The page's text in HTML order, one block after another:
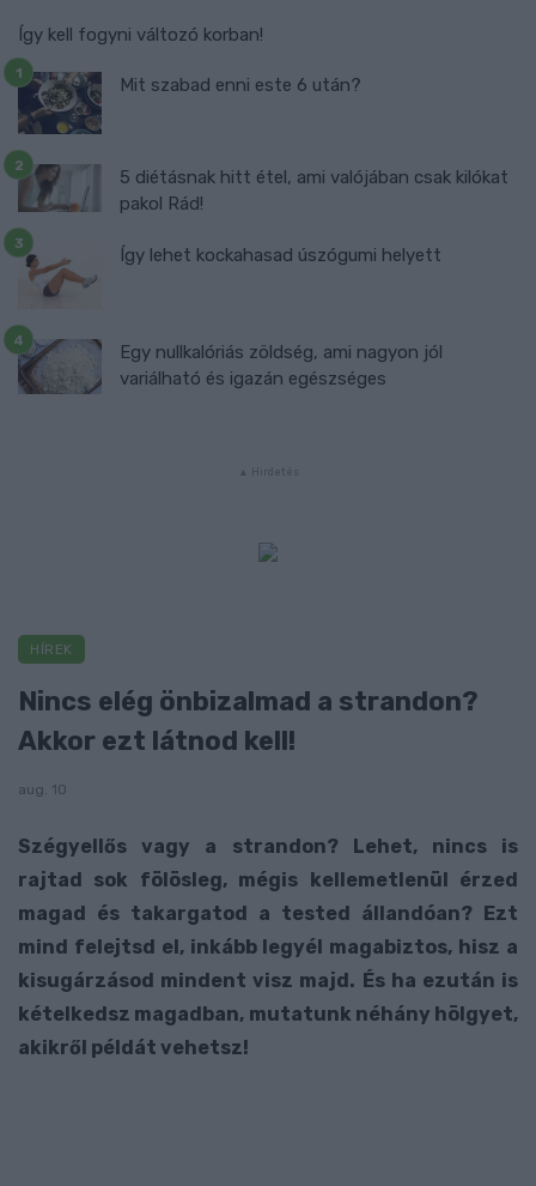
Így kell fogyni változó korban!
Mit szabad enni este 6 után?
5 diétásnak hitt étel, ami valójában csak kilókat
pakol Rád!
Így lehet kockahasad úszógumi helyett
Egy nullkalóriás zöldség, ami nagyon jól
variálható és igazán egészséges
HÍREK
Nincs elég önbizalmad a strandon?
Akkor ezt látnod kell!
aug. 10
Szégyellős vagy a strandon? Lehet, nincs is
rajtad sok fölösleg, mégis kellemetlenül érzed
magad és takargatod a tested állandóan? Ezt
mind felejtsd el, inkább legyél magabiztos, hisz a
kisugárzásod mindent visz majd. És ha ezután is
kételkedsz magadban, mutatunk néhány hölgyet,
akikről példát vehetsz!